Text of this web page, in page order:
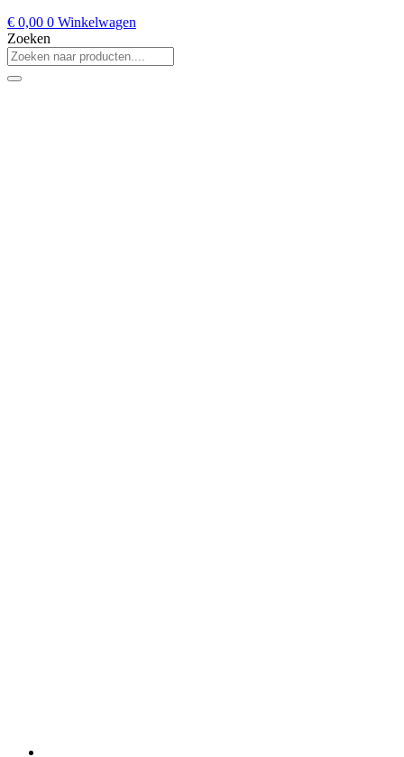
€ 0,00 0 Winkelwagen
Zoeken